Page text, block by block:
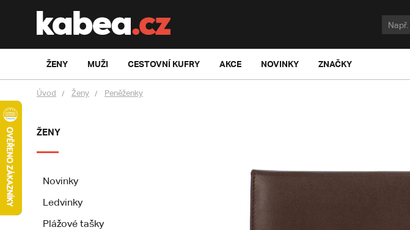
ŽENY MUŽI CESTOVNÍ KUFRY AKCE NOVINKY ZNAČKY
Úvod Ženy Peněženky
ŽENY
Novinky
Ledvinky
Plážové tašky